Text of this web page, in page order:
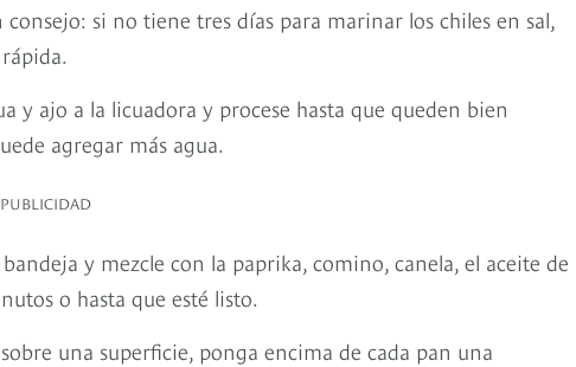
si no tiene tres días para marinar los chiles en sal,
y ajo a la licuadora y procese hasta que queden bien
agregar más agua.
PUBLICIDAD
y mezcle con la paprika, comino, canela, el aceite de
o hasta que esté listo.
una superficie, ponga encima de cada pan una